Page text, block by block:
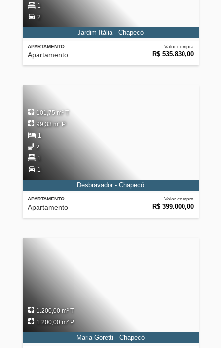
APARTAMENTO
Apartamento
Valor compra
R$ 535.830,00
1
2
Jardim Itália - Chapecó
APARTAMENTO
Apartamento
Valor compra
R$ 399.000,00
101,75 m² T
99,33 m² P
1
2
1
1
Desbravador - Chapecó
1.200,00 m² T
1.200,00 m² P
Maria Goretti - Chapecó